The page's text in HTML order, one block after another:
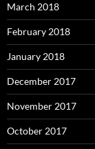
March 2018
February 2018
January 2018
December 2017
November 2017
October 2017